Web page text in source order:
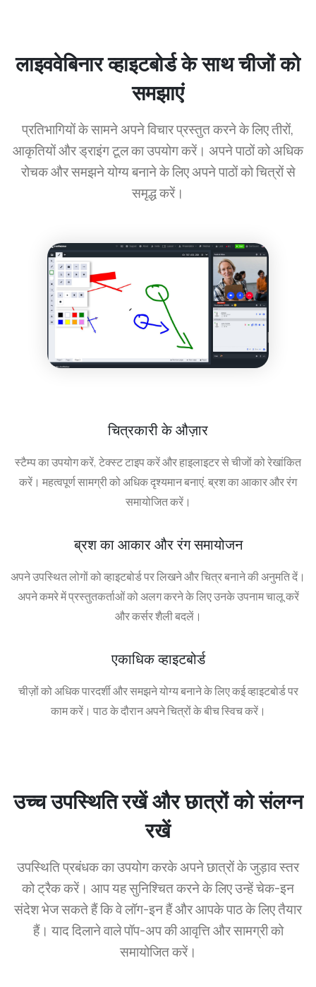
लाइववेबिनार व्हाइटबोर्ड के साथ चीजों को
समझाएं
प्रतिभागियों के सामने अपने विचार प्रस्तुत करने के लिए तीरों,
आकृतियों और ड्राइंग टूल का उपयोग करें। अपने पाठों को अधिक
रोचक और समझने योग्य बनाने के लिए अपने पाठों को चित्रों से
समृद्ध करें।
चित्रकारी के औज़ार
स्टैम्प का उपयोग करें, टेक्स्ट टाइप करें और हाइलाइटर से चीजों को रेखांकित
करें। महत्वपूर्ण सामग्री को अधिक दृश्यमान बनाएं. ब्रश का आकार और रंग
समायोजित करें।
ब्रश का आकार और रंग समायोजन
अपने उपस्थित लोगों को व्हाइटबोर्ड पर लिखने और चित्र बनाने की अनुमति दें।
अपने कमरे में प्रस्तुतकर्ताओं को अलग करने के लिए उनके उपनाम चालू करें
और कर्सर शैली बदलें।
एकाधिक व्हाइटबोर्ड
चीज़ों को अधिक पारदर्शी और समझने योग्य बनाने के लिए कई व्हाइटबोर्ड पर
काम करें। पाठ के दौरान अपने चित्रों के बीच स्विच करें।
उच्च उपस्थिति रखें और छात्रों को संलग्न
रखें
उपस्थिति प्रबंधक का उपयोग करके अपने छात्रों के जुड़ाव स्तर
को ट्रैक करें। आप यह सुनिश्चित करने के लिए उन्हें चेक-इन
संदेश भेज सकते हैं कि वे लॉग-इन हैं और आपके पाठ के लिए तैयार
हैं। याद दिलाने वाले पॉप-अप की आवृत्ति और सामग्री को
समायोजित करें।